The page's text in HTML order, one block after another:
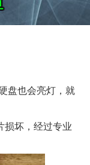
盘也会亮灯，就
损坏，经过专业